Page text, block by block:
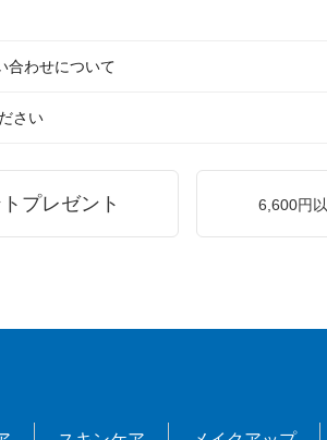
合わせについて
さい
プレゼント 6,600円